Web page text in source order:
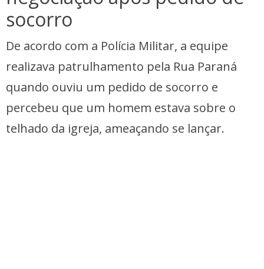
socorro
De acordo com a Polícia Militar, a equipe
realizava patrulhamento pela Rua Paraná
quando ouviu um pedido de socorro e
percebeu que um homem estava sobre o
telhado da igreja, ameaçando se lançar.